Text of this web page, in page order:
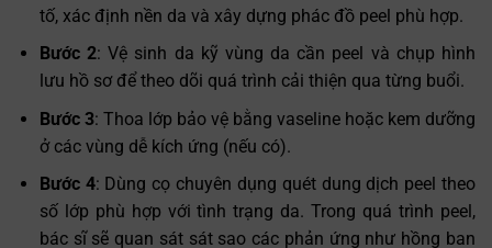
tố, xác định nền da và xây dựng phác đồ peel phù hợp.
Bước 2: Vệ sinh da kỹ vùng da cần peel và chụp hình
lưu hồ sơ để theo dõi quá trình cải thiện qua từng buổi.
Bước 3: Thoa lớp bảo vệ bằng vaseline hoặc kem dưỡng
ở các vùng dễ kích ứng (nếu có).
Bước 4: Dùng cọ chuyên dụng quét dung dịch peel theo
số lớp phù hợp với tình trạng da. Trong quá trình peel,
bác sĩ sẽ quan sát sát sao các phản ứng như hồng ban